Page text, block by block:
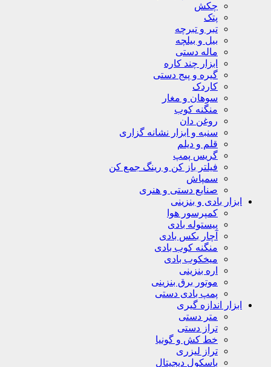
چکش
پتک
تبر و تبرچه
بیل و بیلچه
ماله دستی
ابزار چند کاره
گیره و پیج دستی
کاردک
سوهان و مغار
منگنه کوب
روغن دان
سنبه و ابزار نشانه گزاری
قلم و دیلم
گریس پمپ
فیلتر باز کن و رینگ جمع کن
سمپاش
صنایع دستی و هنری
ابزار بادی و بنزینی
کمپرسور هوا
پیستوله بادی
آچار بکس بادی
منگنه کوب بادی
میخکوب بادی
اره بنزینی
موتور برق بنزینی
پمپ بادی دستی
ابزار اندازه گیری
متر دستی
تراز دستی
خط کش و گونیا
تراز لیزری
باسکول دیجیتال